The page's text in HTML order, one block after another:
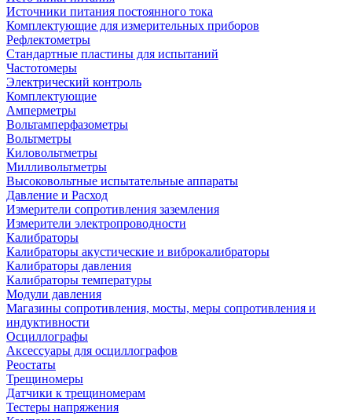
Источники питания постоянного тока
Комплектующие для измерительных приборов
Рефлектометры
Стандартные пластины для испытаний
Частотомеры
Электрический контроль
Комплектующие
Амперметры
Вольтамперфазометры
Вольтметры
Киловольтметры
Милливольтметры
Высоковольтные испытательные аппараты
Давление и Расход
Измерители сопротивления заземления
Измерители электропроводности
Калибраторы
Калибраторы акустические и виброкалибраторы
Калибраторы давления
Калибраторы температуры
Модули давления
Магазины сопротивления, мосты, меры сопротивления и
индуктивности
Осциллографы
Аксессуары для осциллографов
Реостаты
Трещиномеры
Датчики к трещиномерам
Тестеры напряжения